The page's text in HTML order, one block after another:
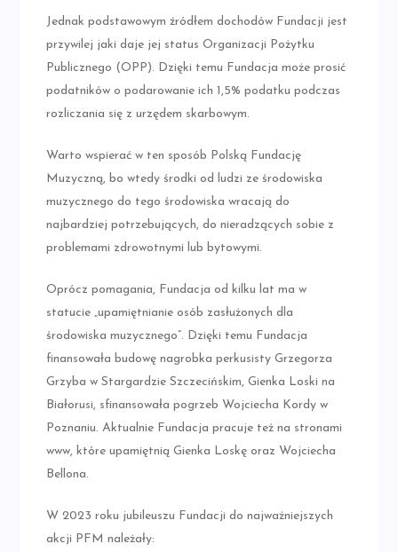
Jednak podstawowym źródłem dochodów Fundacji jest
przywilej jaki daje jej status Organizacji Pożytku
Publicznego (OPP). Dzięki temu Fundacja może prosić
podatników o podarowanie ich 1,5% podatku podczas
rozliczania się z urzędem skarbowym.
Warto wspierać w ten sposób Polską Fundację
Muzyczną, bo wtedy środki od ludzi ze środowiska
muzycznego do tego środowiska wracają do
najbardziej potrzebujących, do nieradzących sobie z
problemami zdrowotnymi lub bytowymi.
Oprócz pomagania, Fundacja od kilku lat ma w
statucie „upamiętnianie osób zasłużonych dla
środowiska muzycznego”. Dzięki temu Fundacja
finansowała budowę nagrobka perkusisty Grzegorza
Grzyba w Stargardzie Szczecińskim, Gienka Loski na
Białorusi, sfinansowała pogrzeb Wojciecha Kordy w
Poznaniu. Aktualnie Fundacja pracuje też na stronami
www, które upamiętnią Gienka Loskę oraz Wojciecha
Bellona.
W 2023 roku jubileuszu Fundacji do najważniejszych
akcji PFM należały: